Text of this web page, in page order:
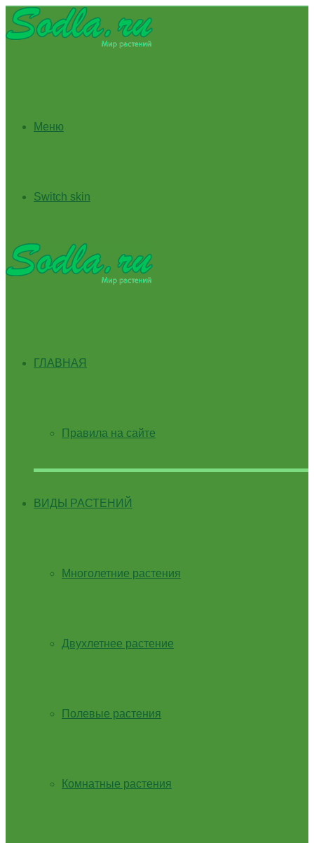
Меню
Switch skin
ГЛАВНАЯ
Правила на сайте
ВИДЫ РАСТЕНИЙ
Многолетние растения
Двухлетнее растение
Полевые растения
Комнатные растения